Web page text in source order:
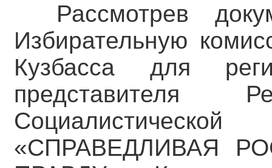
Рассмотрев
Избирательную
Кузбасса для
представителя
«СПРАВЕДЛИВАЯ